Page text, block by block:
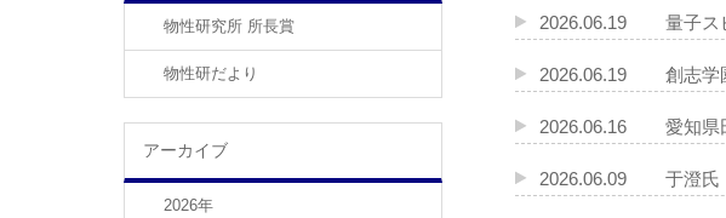
物性研究所 所長賞
物性研だより
アーカイブ
2026年
2026.06.19 量子ス
2026.06.19 創志学
2026.06.16 愛知県
2026.06.09 于澄氏